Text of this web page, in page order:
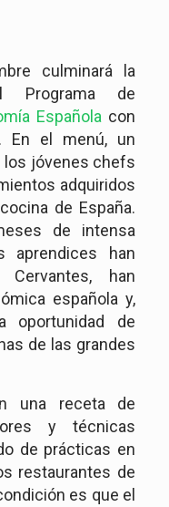
culminará la
Programa de
Española con
En el menú, un
los jóvenes chefs
adquiridos
de España.
de intensa
han
han
española y,
oportunidad de
de las grandes
una receta de
y técnicas
de prácticas en
restaurantes de
es que el